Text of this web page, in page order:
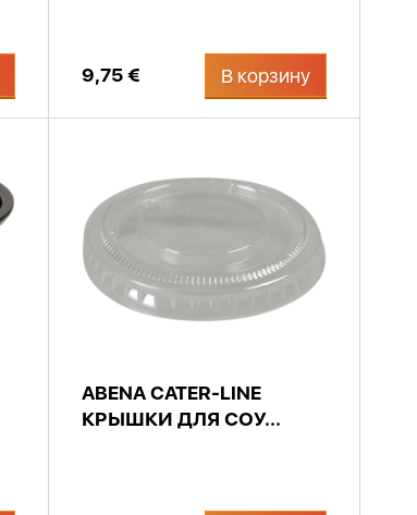
9,75 € В корзину
ABENA CATER-LINE
КРЫШКИ ДЛЯ СОУ...